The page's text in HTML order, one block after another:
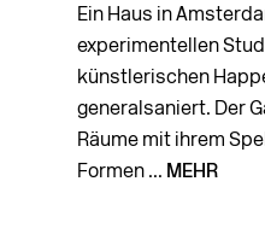
Ein Haus in
experimentellen
künstlerischen
generalsaniert. Der
Räume mit ihrem
Formen ... MEHR